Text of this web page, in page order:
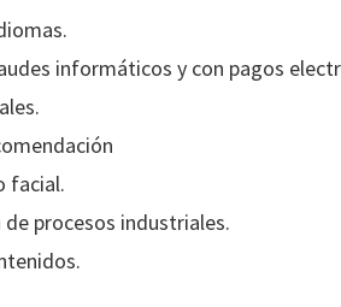
informáticos y con pagos
facial.
procesos industriales.